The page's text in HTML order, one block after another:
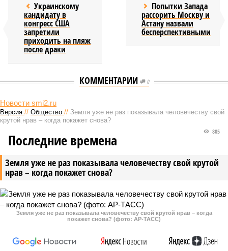
Украинскому
кандидату в
конгресс США
запретили
приходить на пляж
после драки
Попытки Запада
рассорить Москву и
Астану назвали
бесперспективными
КОММЕНТАРИИ 0
Новости smi2.ru
Версия // Общество // Земля уже не раз показывала человечеству свой
крутой нрав – когда покажет снова?
Земля уже не раз показывала человечеству свой крутой
нрав – когда покажет снова?
805
Последние времена
Земля уже не раз показывала человечеству свой крутой нрав – когда
покажет снова? (фото: АР-ТАСС)